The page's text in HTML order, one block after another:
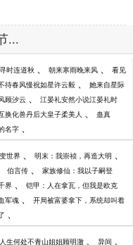
...
时连道秋 、 朝来寒雨晚来风 、 看见
待春风慢祝如星许云毅 、 她来自星际
顾汐云 、 江晏礼安然小说江晏礼时
换化兽丹后大皇子柔美人 、 蛊真
名字 、
世界 、 明末：我崇祯，再造大明 、
伯言传 、 家族修仙：我以子嗣登
界 、 铠甲：人在拿瓦，但我是欧克
军魂 、 开局被富婆拿下，系统却叫着
、
人生何处不青山姐姐顾明澈 、 异间 、